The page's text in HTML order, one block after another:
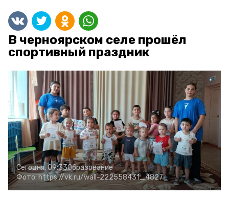
В черноярском селе прошёл
спортивный праздник
Сегодня, 09:33Образование
Фото:https://vk.ru/wall-222558431_4827